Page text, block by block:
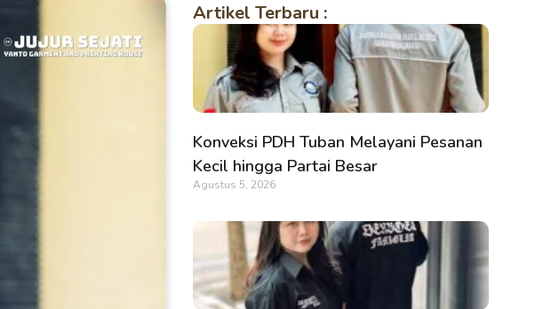
Artikel Terbaru :
Konveksi PDH Tuban Melayani Pesanan
Kecil hingga Partai Besar
Agustus 5, 2026